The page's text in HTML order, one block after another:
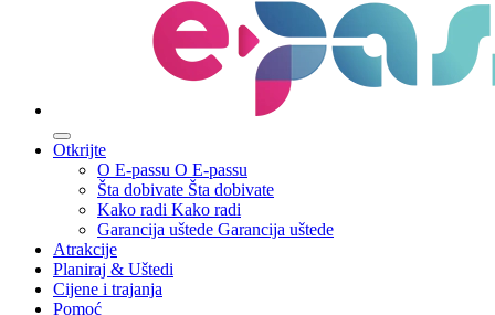
Otkrijte
O E-passu O E-passu
Šta dobivate Šta dobivate
Kako radi Kako radi
Garancija uštede Garancija uštede
Atrakcije
Planiraj & Uštedi
Cijene i trajanja
Pomoć